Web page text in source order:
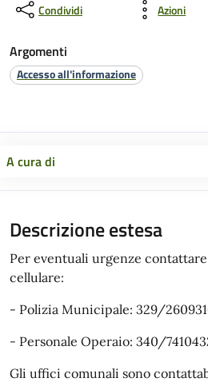
Condividi Azioni
Argomenti
Accesso all'informazione
A cura di
Descrizione estesa
Per eventuali urgenze
cellulare:
- Polizia Municipale: 329/
- Personale Operaio: 340/
Gli uffici comunali sono